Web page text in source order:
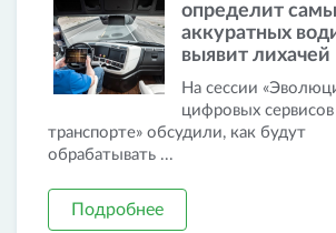
определит
аккуратных
выявит лихачей
На сессии
цифровых сервисов
транспорте» обсудили, как будут
обрабатывать ...
Подробнее